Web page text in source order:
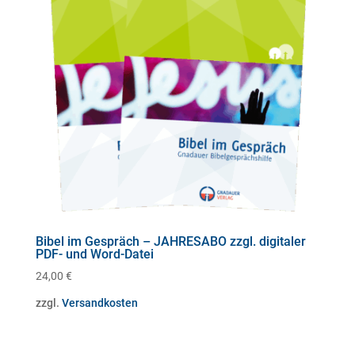
Bibel im Gespräch – JAHRESABO zzgl. digitaler
PDF- und Word-Datei
24,00 €
zzgl. Versandkosten